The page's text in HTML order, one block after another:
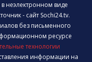
в неэлектронном виде
- сайт Sochi24.tv.
без письменного
ресурсе
технологии
информации на